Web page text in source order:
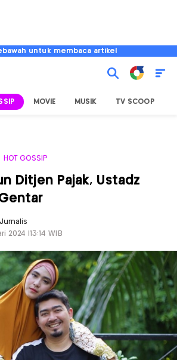
untuk membaca artikel
MOVIE MUSIK TV SCOOP
HOT GOSSIP
Ditjen Pajak, Ustadz
2024 |13:14 WIB